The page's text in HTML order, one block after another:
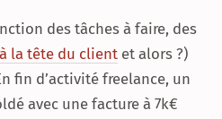
des tâches à faire, des
la tête du client et alors ?)
fin d’activité freelance, un
avec une facture à 7k€